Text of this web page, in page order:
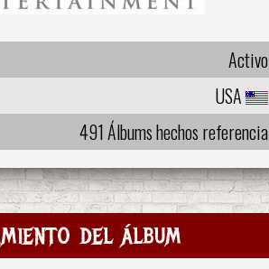
Activo
USA
491 Álbums hechos referencia
del álbum